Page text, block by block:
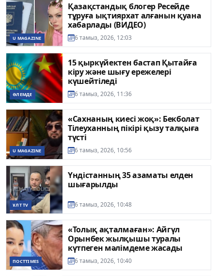
U MAGAZINE
Қазақстандық блогер Ресейде
тұруға ықтиярхат алғанын қуана
хабарлады (ВИДЕО)
6 тамыз, 2026, 12:03
ӘЛЕМДЕ
15 қыркүйектен бастап Қытайға
кіру және шығу ережелері
күшейтіледі
6 тамыз, 2026, 11:36
U MAGAZINE
«Сахнаның киесі жоқ»: Бекболат
Тілеуханның пікірі қызу талқыға
түсті
6 тамыз, 2026, 10:56
ҰЛТ TV
Үндістанның 35 азаматы елден
шығарылды
6 тамыз, 2026, 10:48
ПОСТTIMES
«Толық ақталмаған»: Айгүл
Орынбек жылқышы туралы
күтпеген мәлімдеме жасады
6 тамыз, 2026, 10:40